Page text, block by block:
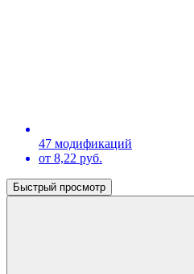
47 модификаций
от 8,22 руб.
Быстрый просмотр